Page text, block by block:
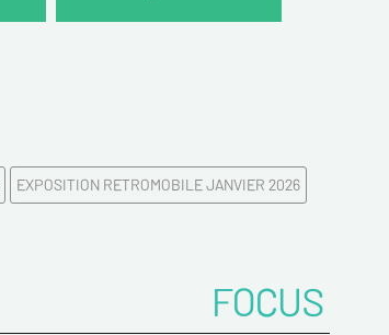
EXPOSITION RETROMOBILE JANVIER 2026
FOCUS